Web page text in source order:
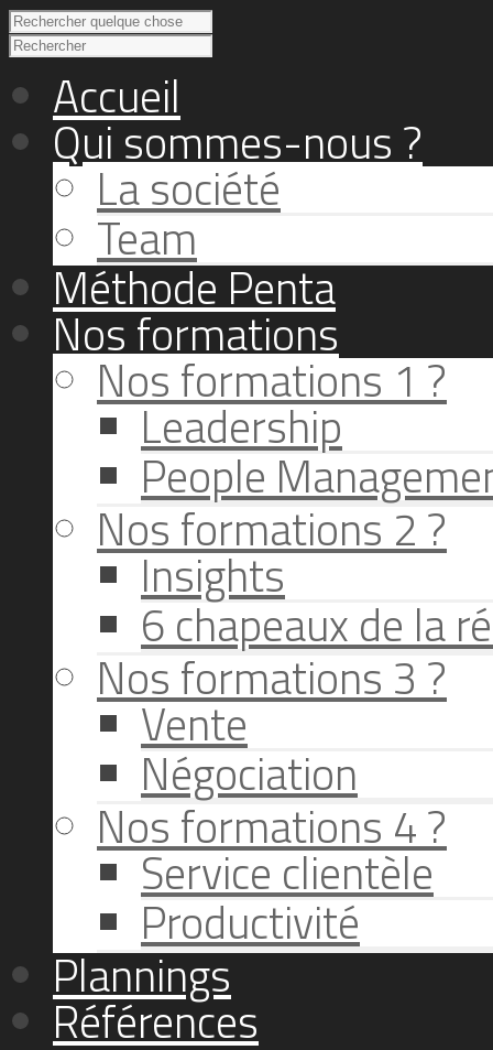
Accueil
Qui sommes-nous ?
La société
Team
Méthode Penta
Nos formations
Nos formations 1 ?
Leadership
People
Nos formations 2 ?
Insights
6 chapeaux de la
Nos formations 3 ?
Vente
Négociation
Nos formations 4 ?
Service clientèle
Productivité
Plannings
Références